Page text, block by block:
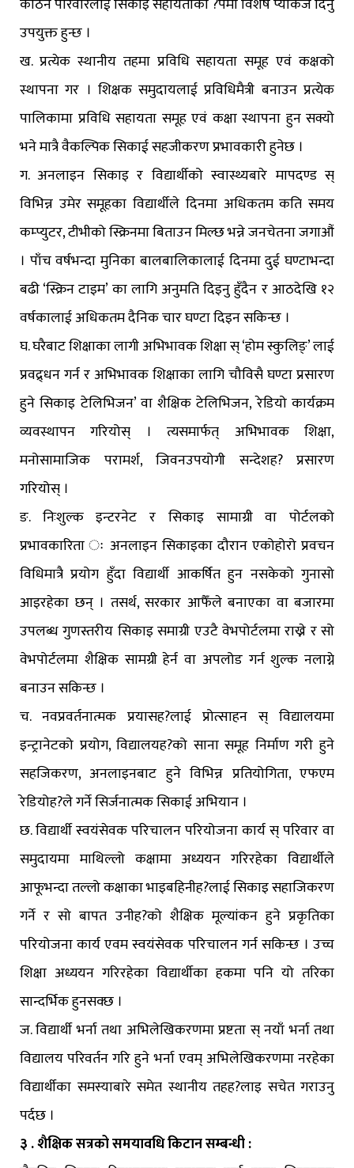
कठिन परिवारलाई सिकाइ सहायताका ?पमा विशेष प्याकेज दिनु
उपयुक्त हुन्छ ।
ख. प्रत्येक स्थानीय तहमा प्रविधि सहायता समूह एवं कक्षको
स्थापना गर । शिक्षक समुदायलाई प्रविधिमैत्री बनाउन प्रत्येक
पालिकामा प्रविधि सहायता समूह एवं कक्षा स्थापना हुन सक्यो
भने मात्रै वैकल्पिक सिकाई सहजीकरण प्रभावकारी हुनेछ ।
ग. अनलाइन सिकाइ र विद्यार्थीको स्वास्थ्यबारे मापदण्ड स्
विभिन्न उमेर समूहका विद्यार्थीले दिनमा अधिकतम कति समय
कम्प्युटर, टीभीको स्क्रिनमा बिताउन मिल्छ भन्ने जनचेतना जगाऔं
। पाँच वर्षभन्दा मुनिका बालबालिकालाई दिनमा दुई घण्टाभन्दा
बढी ‘स्क्रिन टाइम’ का लागि अनुमति दिइनु हुँदैन र आठदेखि १२
वर्षकालाई अधिकतम दैनिक चार घण्टा दिइन सकिन्छ ।
घ. घरैबाट शिक्षाका लागी अभिभावक शिक्षा स् ‘होम स्कुलिङ्’ लाई
प्रवद्र्धन गर्न र अभिभावक शिक्षाका लागि चौविसै घण्टा प्रसारण
हुने सिकाइ टेलिभिजन’ वा शैक्षिक टेलिभिजन, रेडियो कार्यक्रम
व्यवस्थापन गरियोस् । त्यसमार्फत् अभिभावक शिक्षा,
मनोसामाजिक परामर्श, जिवनउपयोगी सन्देशह? प्रसारण
गरियोस् ।
ङ. निःशुल्क इन्टरनेट र सिकाइ सामाग्री वा पोर्टलको
प्रभावकारिता ः अनलाइन सिकाइका दौरान एकोहोरो प्रवचन
विधिमात्रै प्रयोग हुँदा विद्यार्थी आकर्षित हुन नसकेको गुनासो
आइरहेका छन् । तसर्थ, सरकार आफैँले बनाएका वा बजारमा
उपलब्ध गुणस्तरीय सिकाइ समाग्री एउटै वेभपोर्टलमा राख्ने र सो
वेभपोर्टलमा शैक्षिक सामग्री हेर्न वा अपलोड गर्न शुल्क नलाग्ने
बनाउन सकिन्छ ।
च. नवप्रवर्तनात्मक प्रयासह?लाई प्रोत्साहन स् विद्यालयमा
इन्ट्रानेटको प्रयोग, विद्यालयह?को साना समूह निर्माण गरी हुने
सहजिकरण, अनलाइनबाट हुने विभिन्न प्रतियोगिता, एफएम
रेडियोह?ले गर्ने सिर्जनात्मक सिकाई अभियान ।
छ. विद्यार्थी स्वयंसेवक परिचालन परियोजना कार्य स् परिवार वा
समुदायमा माथिल्लो कक्षामा अध्ययन गरिरहेका विद्यार्थीले
आफूभन्दा तल्लो कक्षाका भाइबहिनीह?लाई सिकाइ सहाजिकरण
गर्ने र सो बापत उनीह?को शैक्षिक मूल्यांकन हुने प्रकृतिका
परियोजना कार्य एवम स्वयंसेवक परिचालन गर्न सकिन्छ । उच्च
शिक्षा अध्ययन गरिरहेका विद्यार्थीका हकमा पनि यो तरिका
सान्दर्भिक हुनसक्छ ।
ज. विद्यार्थी भर्ना तथा अभिलेखिकरणमा प्रष्टता स् नयाँ भर्ना तथा
विद्यालय परिवर्तन गरि हुने भर्ना एवम् अभिलेखिकरणमा नरहेका
विद्यार्थीका समस्याबारे समेत स्थानीय तहह?लाइ सचेत गराउनु
पर्दछ ।
३ . शैक्षिक सत्रको समयावधि किटान सम्बन्धी :